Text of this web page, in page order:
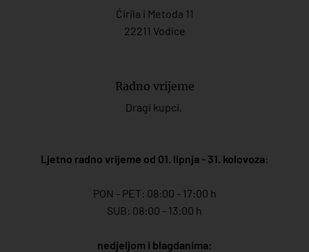
Ćirila i Metoda 11
22211 Vodice
Radno vrijeme
Dragi kupci,
Ljetno radno vrijeme od 01. lipnja - 31. kolovoza:
PON - PET: 08:00 - 17:00 h
SUB: 08:00 - 13:00 h
nedjeljom i blagdanima: